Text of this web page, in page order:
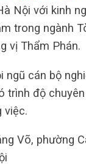
Nội với kinh
trong ngành
vị Thẩm Phán.
ngũ cán bộ
trình độ
việc.
Võ, phường